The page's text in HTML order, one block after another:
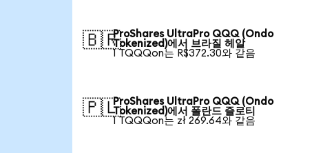
🇧🇷ProShares UltraPro QQQ (Ondo
Tokenized)에서 브라질 헤알
1 TQQQon는 R$372.30와 같음
🇵🇱ProShares UltraPro QQQ (Ondo
Tokenized)에서 폴란드 즐로티
1 TQQQon는 zł 269.64와 같음